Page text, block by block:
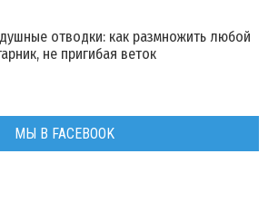
отводки: как размножить любой
не пригибая веток
МЫ В FACEBOOK